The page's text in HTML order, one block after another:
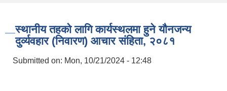
स्थानीय तहको लागि कार्यस्थलमा हुने यौनजन्य
दुर्व्यवहार (निवारण) आचार संहिता, २०८१
Submitted on: Mon, 10/21/2024 - 12:48